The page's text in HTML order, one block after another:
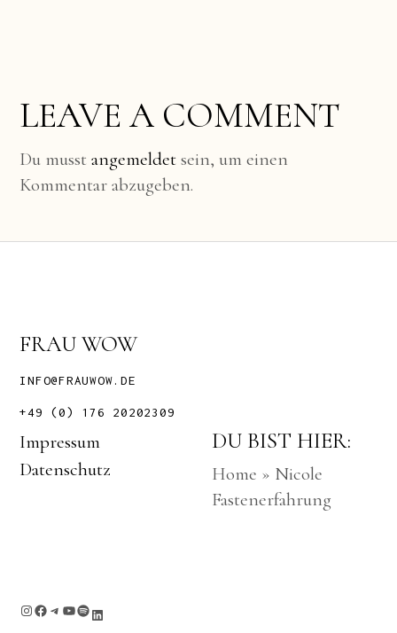
LEAVE A COMMENT
Du musstangemeldet sein, um einen
Kommentar abzugeben.
FRAU WOW
INFO@FRAUWOW.DE
+49 (0) 176 20202309
Impressum
Datenschutz
DU BIST HIER:
Home » Nicole
Fastenerfahrung
Instagram
Facebook
Telegram
YouTube
SpotifyLinkedIn